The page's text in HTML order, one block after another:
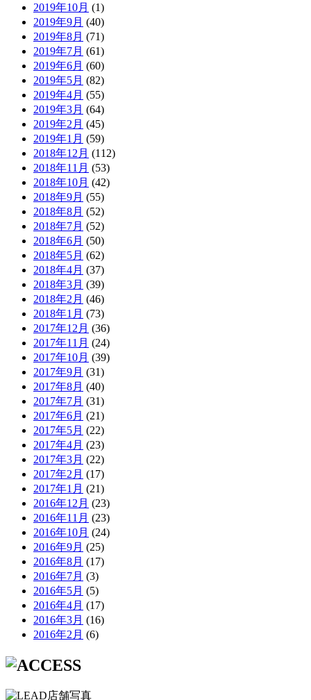
2019年10月 (1)
2019年9月 (40)
2019年8月 (71)
2019年7月 (61)
2019年6月 (60)
2019年5月 (82)
2019年4月 (55)
2019年3月 (64)
2019年2月 (45)
2019年1月 (59)
2018年12月 (112)
2018年11月 (53)
2018年10月 (42)
2018年9月 (55)
2018年8月 (52)
2018年7月 (52)
2018年6月 (50)
2018年5月 (62)
2018年4月 (37)
2018年3月 (39)
2018年2月 (46)
2018年1月 (73)
2017年12月 (36)
2017年11月 (24)
2017年10月 (39)
2017年9月 (31)
2017年8月 (40)
2017年7月 (31)
2017年6月 (21)
2017年5月 (22)
2017年4月 (23)
2017年3月 (22)
2017年2月 (17)
2017年1月 (21)
2016年12月 (23)
2016年11月 (23)
2016年10月 (24)
2016年9月 (25)
2016年8月 (17)
2016年7月 (3)
2016年5月 (5)
2016年4月 (17)
2016年3月 (16)
2016年2月 (6)